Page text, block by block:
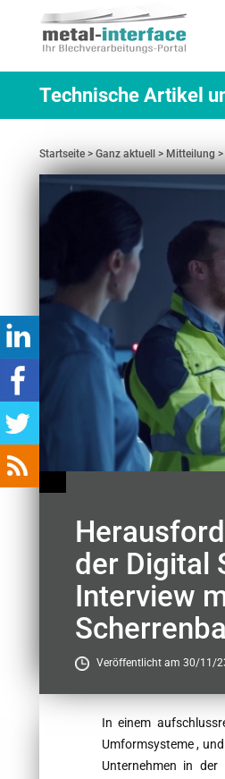
Technische Artikel
Startseite Ganz aktuell Mitteilung
der Digital
Interview
Veröffentlicht am 30/11/
Contenu
In einem
Umformsysteme ,
Unternehmen in